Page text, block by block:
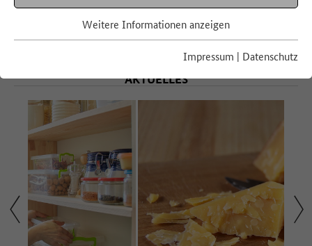
Weitere Informationen anzeigen
Impressum | Datenschutz
mehr erfahren
AKTUELLES